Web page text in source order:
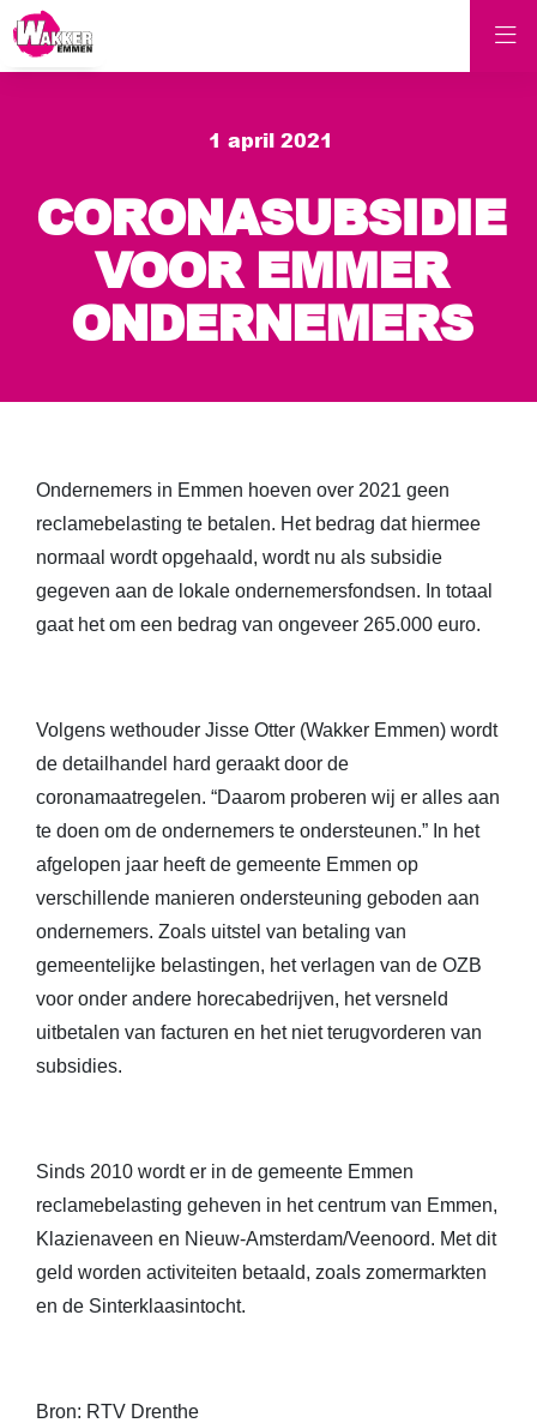
1 april 2021
CORONASUBSIDIE
VOOR EMMER
ONDERNEMERS
Ondernemers in Emmen hoeven over 2021 geen
reclamebelasting te betalen. Het bedrag dat hiermee
normaal wordt opgehaald, wordt nu als subsidie
gegeven aan de lokale ondernemersfondsen. In totaal
gaat het om een bedrag van ongeveer 265.000 euro.
Volgens wethouder Jisse Otter (Wakker Emmen) wordt
de detailhandel hard geraakt door de
coronamaatregelen. “Daarom proberen wij er alles aan
te doen om de ondernemers te ondersteunen.” In het
afgelopen jaar heeft de gemeente Emmen op
verschillende manieren ondersteuning geboden aan
ondernemers. Zoals uitstel van betaling van
gemeentelijke belastingen, het verlagen van de OZB
voor onder andere horecabedrijven, het versneld
uitbetalen van facturen en het niet terugvorderen van
subsidies.
Sinds 2010 wordt er in de gemeente Emmen
reclamebelasting geheven in het centrum van Emmen,
Klazienaveen en Nieuw-Amsterdam/Veenoord. Met dit
geld worden activiteiten betaald, zoals zomermarkten
en de Sinterklaasintocht.
Bron: RTV Drenthe